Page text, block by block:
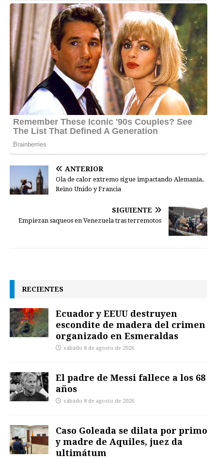
ANTERIOR
Ola de calor extremo sigue impactando Alemania,
Reino Unido y Francia
SIGUIENTE
Empiezan saqueos en Venezuela tras terremotos
RECIENTES
Ecuador y EEUU destruyen
escondite de madera del crimen
organizado en Esmeraldas
sábado 8 de agosto de 2026
El padre de Messi fallece a los 68
años
sábado 8 de agosto de 2026
Caso Goleada se dilata por primo
y madre de Aquiles, juez da
ultimátum